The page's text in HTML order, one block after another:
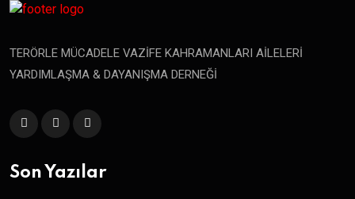
TERÖRLE MÜCADELE VAZİFE KAHRAMANLARI AİLELERİ
YARDIMLAŞMA & DAYANIŞMA DERNEĞİ
Son Yazılar